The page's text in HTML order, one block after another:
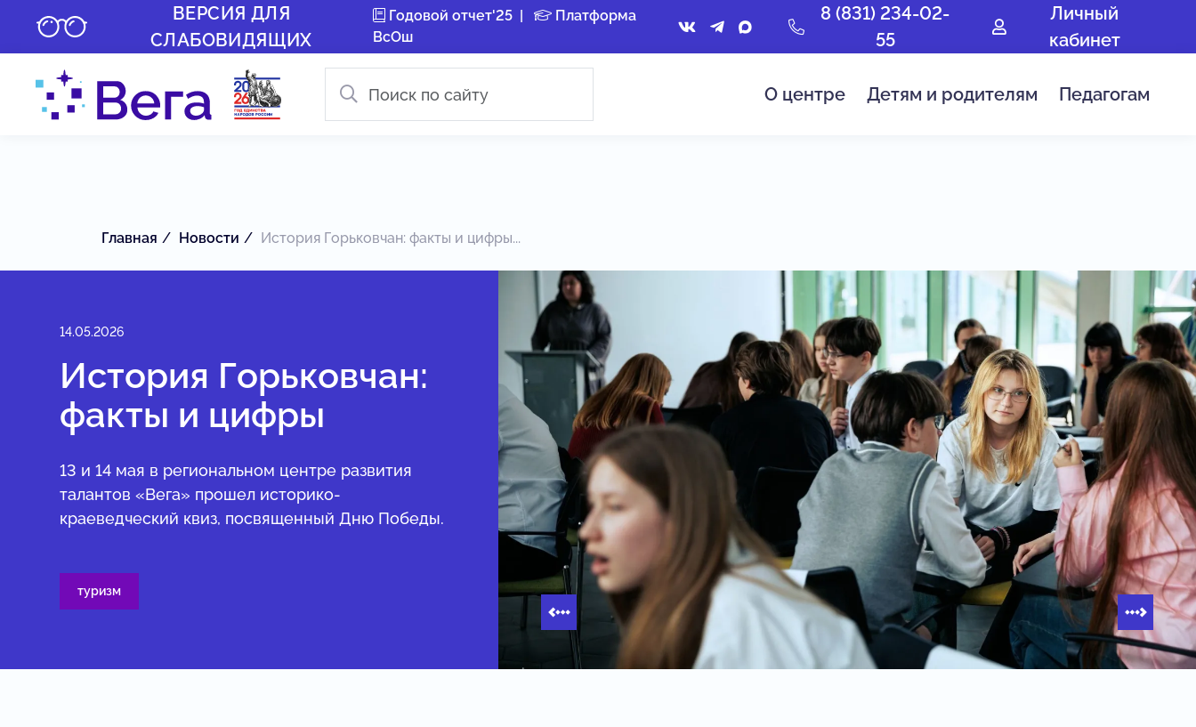
ВЕРСИЯ ДЛЯ
СЛАБОВИДЯЩИХ
Годовой отчет'25|
Платформа
ВсОш
8 (831) 234-02-
55
Личный
кабинет
О центре Детям и родителям Педагогам
Главная Новости История Горьковчан: факты и цифры...
14.05.2026
История Горьковчан:
факты и цифры
13 и 14 мая в региональном центре развития
талантов «Вега» прошел историко-
краеведческий квиз, посвященный Дню Победы.
туризм